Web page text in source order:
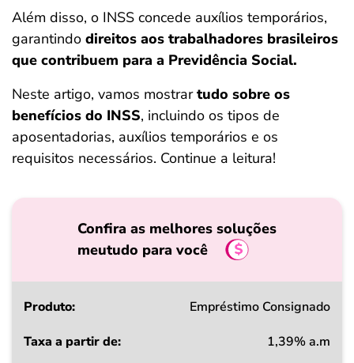
ferramentas
Além disso, o INSS concede auxílios temporários,
garantindo direitos aos trabalhadores brasileiros
que contribuem para a Previdência Social.
Neste artigo, vamos mostrartudo sobre os
benefícios do INSS, incluindo os tipos de
aposentadorias, auxílios temporários e os
requisitos necessários. Continue a leitura!
Confira as melhores soluções
meutudo para você
Produto
Empréstimo Consignado
1,39% a.m